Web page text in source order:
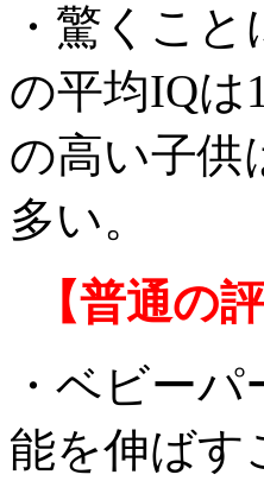
・驚くこ
の平均IQは
の高い子供
多い。
【普通の
・ベビー
能を伸ばす